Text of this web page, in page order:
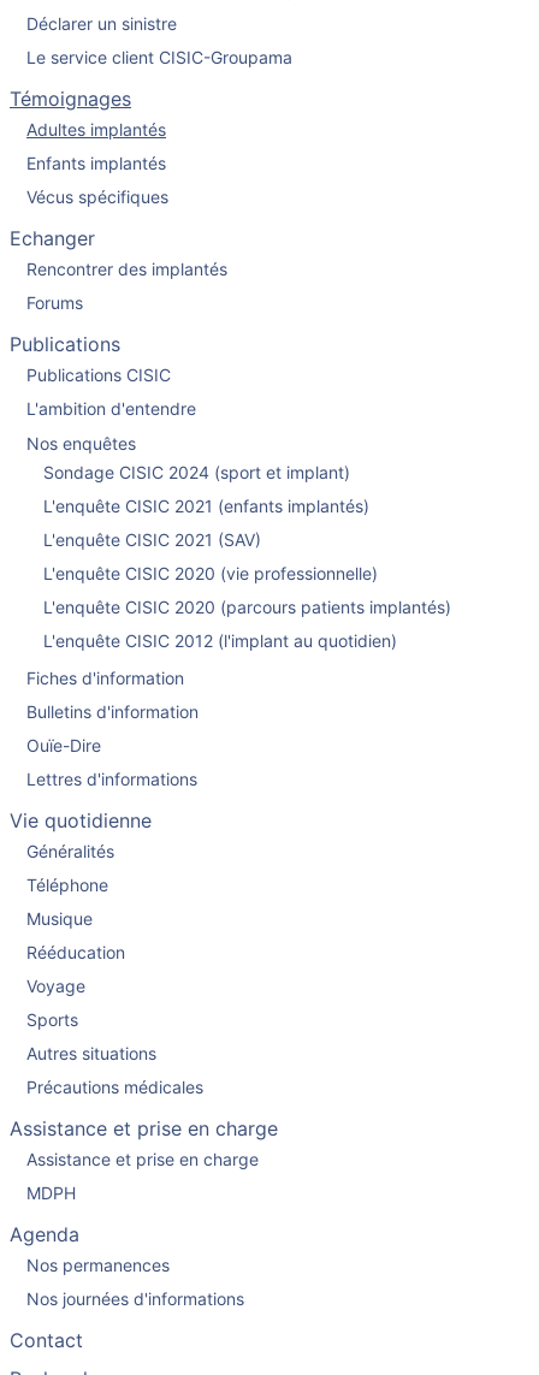
Déclarer un sinistre
Le service client CISIC-Groupama
Témoignages
Adultes implantés
Enfants implantés
Vécus spécifiques
Echanger
Rencontrer des implantés
Forums
Publications
Publications CISIC
L'ambition d'entendre
Nos enquêtes
Sondage CISIC 2024 (sport et implant)
L'enquête CISIC 2021 (enfants implantés)
L'enquête CISIC 2021 (SAV)
L'enquête CISIC 2020 (vie professionnelle)
L'enquête CISIC 2020 (parcours patients implantés)
L'enquête CISIC 2012 (l'implant au quotidien)
Fiches d'information
Bulletins d'information
Ouïe-Dire
Lettres d'informations
Vie quotidienne
Généralités
Téléphone
Musique
Rééducation
Voyage
Sports
Autres situations
Précautions médicales
Assistance et prise en charge
Assistance et prise en charge
MDPH
Agenda
Nos permanences
Nos journées d'informations
Contact